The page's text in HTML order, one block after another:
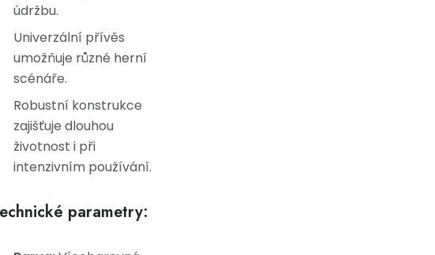
údržbu.
Univerzální přívěs
umožňuje různé herní
scénáře.
Robustní konstrukce
zajišťuje dlouhou
životnost i při
intenzivním používání.
parametry: